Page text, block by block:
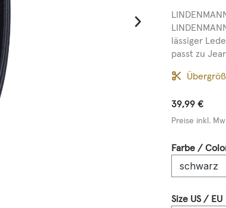
lässiger
passt zu
39,99 €
Preise inkl.
Farbe /
Size US / EU